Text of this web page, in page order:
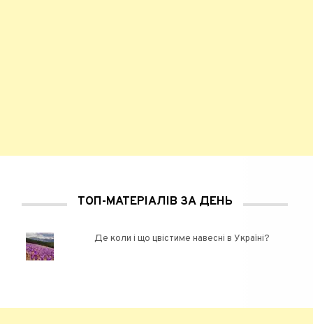
ТОП-МАТЕРІАЛІВ ЗА ДЕНЬ
Де коли і що цвістиме навесні в Україні?